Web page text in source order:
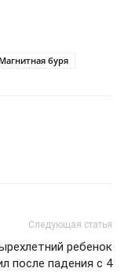
Магнитная буря
Следующая статья
ребенок
после падения с 4